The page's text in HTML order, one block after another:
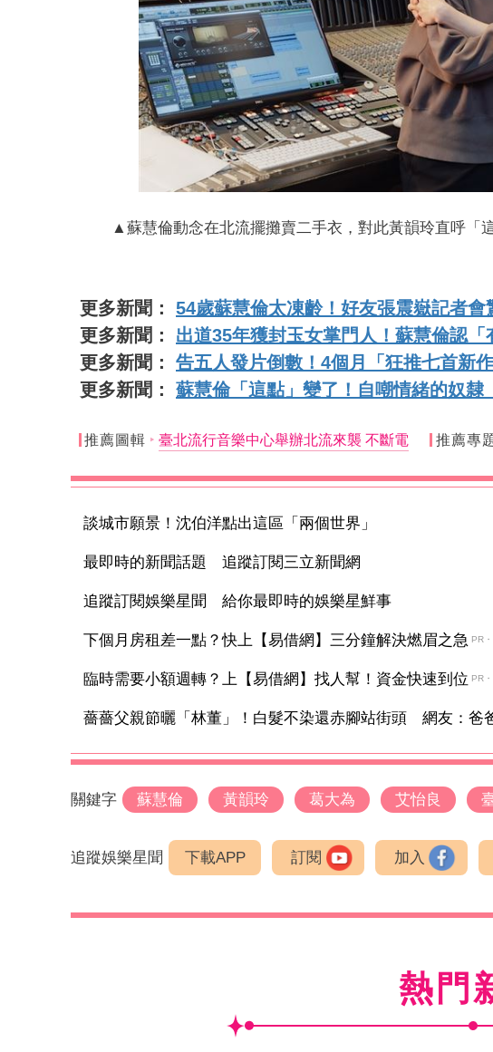
▲蘇慧倫動念在北流擺攤賣二手衣，對此黃韻玲直呼「
更多新聞： 54歲蘇慧倫太凍齡！好友張震嶽記者
更多新聞： 出道35年獲封玉女掌門人！蘇慧倫認「
更多新聞： 告五人發片倒數！4個月「狂推七首新
更多新聞： 蘇慧倫「這點」變了！自嘲情緒的奴
推薦圖輯 臺北流行音樂中心舉辦北流來襲 不斷電 推薦專
談城市願景！沈伯洋點出這區「兩個世界」
最即時的新聞話題 追蹤訂閱三立新聞網
追蹤訂閱娛樂星聞 給你最即時的娛樂星鮮事
下個月房租差一點？快上【易借網】三分鐘解決燃眉之急 PR
臨時需要小額週轉？上【易借網】找人幫！資金快速到位 PR
薔薔父親節曬「林董」！白髮不染還赤腳站街頭 網友：爸
關鍵字 蘇慧倫 黃韻玲 葛大為 艾怡良
追蹤娛樂星聞 下載APP 訂閱 加入
熱門